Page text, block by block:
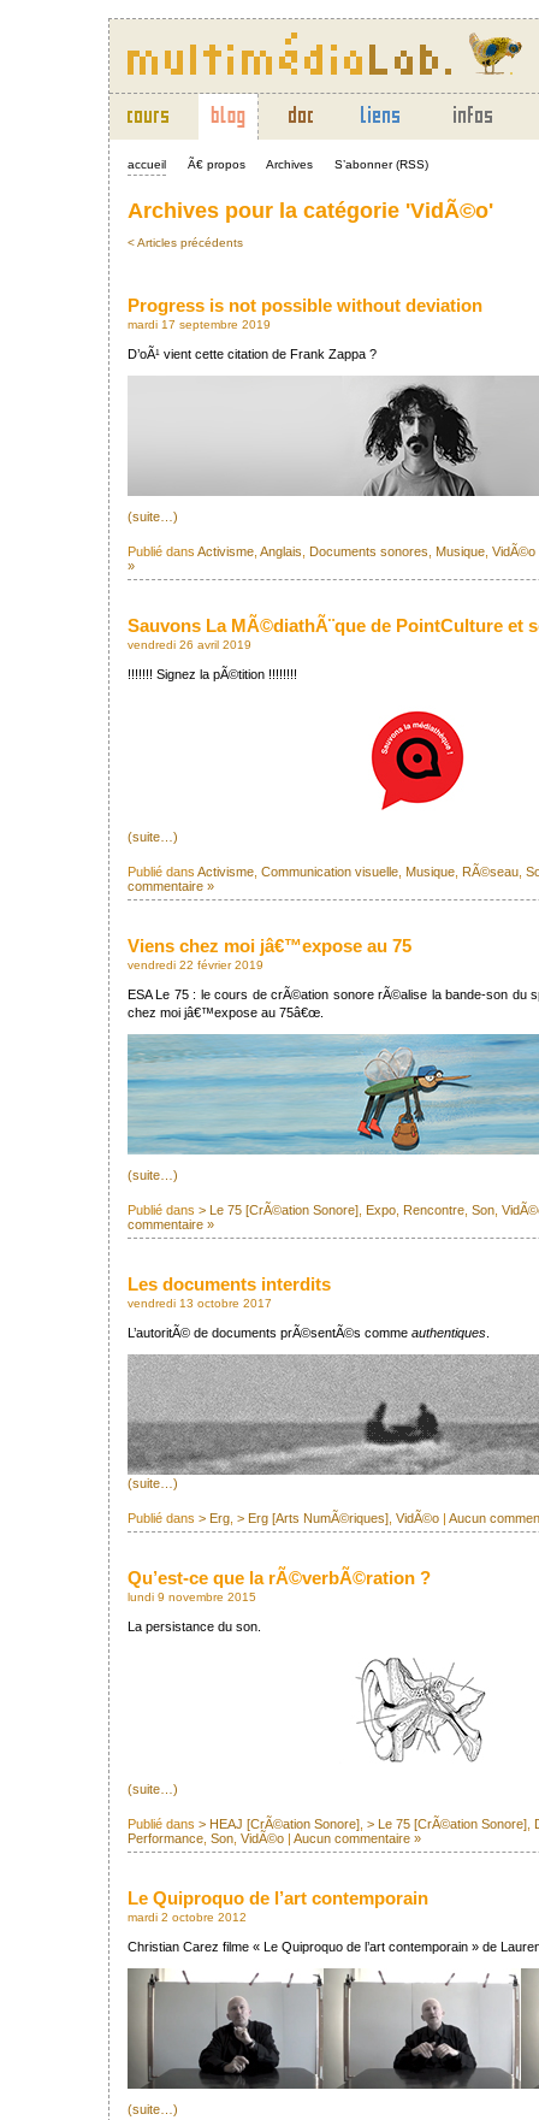
accueil Ã€ propos Archives S’abonner (RSS)
Archives pour la catégorie 'VidÃ©o'
< Articles précédents
Progress is not possible without deviation
mardi 17 septembre 2019
D’oÃ¹ vient cette citation de Frank Zappa ?
(suite…)
Publié dans Activisme Anglais Documents sonores Musique VidÃ©o
»
Sauvons La MÃ©diathÃ¨que de PointCulture et
vendredi 26 avril 2019
!!!!!!! Signez la pÃ©tition !!!!!!!!
(suite…)
Publié dans Activisme Communication visuelle Musique RÃ©seau
commentaire »
Viens chez moi jâ€™expose au 75
vendredi 22 février 2019
ESA Le 75 : le cours de crÃ©ation sonore rÃ©alise la bande-son du
chez moi jâ€™expose au 75â€œ.
(suite…)
Publié dans > Le 75 [CrÃ©ation Sonore] Expo Rencontre Son
commentaire »
Les documents interdits
vendredi 13 octobre 2017
L’autoritÃ© de documents prÃ©sentÃ©s comme authentiques
(suite…)
Publié dans > Erg > Erg [Arts NumÃ©riques] VidÃ©o | Aucun
Qu’est-ce que la rÃ©verbÃ©ration ?
lundi 9 novembre 2015
La persistance du son.
(suite…)
Publié dans > HEAJ [CrÃ©ation Sonore] > Le 75 [CrÃ©ation Sonore]
Performance Son VidÃ©o | Aucun commentaire »
Le Quiproquo de l’art contemporain
mardi 2 octobre 2012
Christian Carez filme « Le Quiproquo de l’art contemporain » de
(suite…)